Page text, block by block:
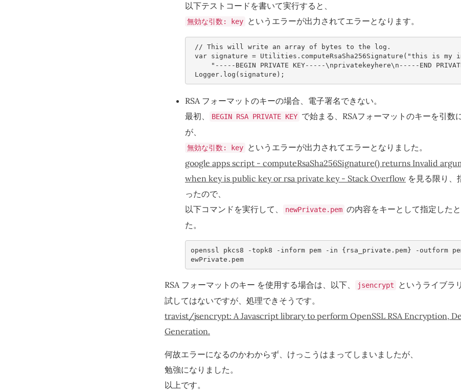
以下テストコードを書いて実行すると、
無効な引数: key というエラーが出力されてエラーとなります。
// This will write an array of bytes to the log.
var
signature = Utilities . computeRsaSha256Signature ( "this is my
"-----BEGIN PRIVATE KEY-----\nprivatekeyhere\n-----END
Logger. log ( signature );
RSA フォーマットのキーの場合、電子署名できない。
最初、
BEGIN RSA PRIVATE KEY で始まる、RSAフォーマットのキーを引数
が、
無効な引数: key
というエラーが出力されてエラーとなりました。
google apps script - computeRsaSha256Signature() returns Invalid
when key is public key or rsa private key - Stack Overflow を見る限り、
ったので、
以下コマンドを実行して、
newPrivate.pem の内容をキーとして指定した
た。
openssl pkcs8 -topk8 -inform pem -in {rsa_private.pem} -outform
ewPrivate.pem
RSA フォーマットのキー を使用する場合は、以下、 jsencrypt
というライブラ
試してはないですが、処理できそうです。
travist/jsencrypt: A Javascript library to perform OpenSSL RSA Encryption,
Generation.
何故エラーになるのかわからず、けっこうはまってしまいましたが、
勉強になりました。
以上です。